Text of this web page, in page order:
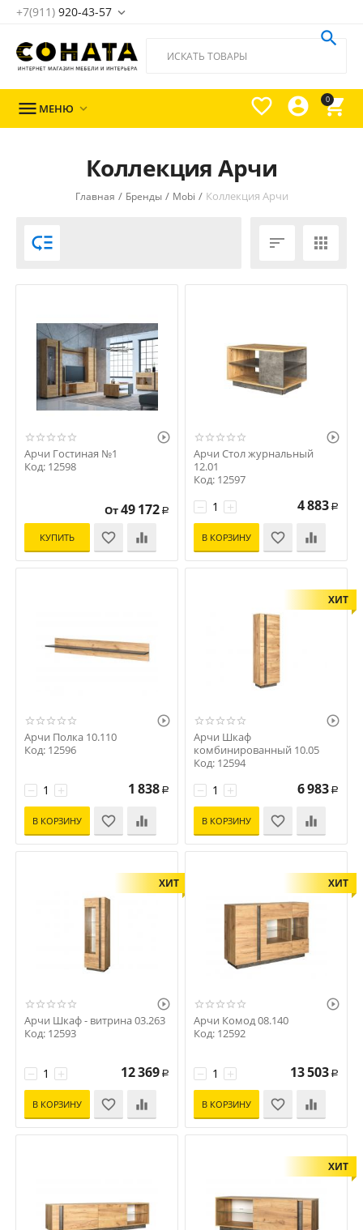
+7(911) 920-43-57 
0




 МЕНЮ 
Коллекция Арчи
Главная / Бренды / Mobi / Коллекция Арчи
  

Арчи Гостиная №1
Код: 12598
От49 172 Р
КУПИТЬ

Арчи Стол журнальный
12.01
Код: 12597
+
− 4 883 Р
В КОРЗИНУ

Арчи Полка 10.110
Код: 12596
+
− 1 838 Р
В КОРЗИНУ
ХИТ

Арчи Шкаф
комбинированный 10.05
Код: 12594
+
− 6 983 Р
В КОРЗИНУ
ХИТ

Арчи Шкаф - витрина 03.263
Код: 12593
+
− 12 369 Р
В КОРЗИНУ
ХИТ

Арчи Комод 08.140
Код: 12592
+
− 13 503 Р
В КОРЗИНУ
ХИТ